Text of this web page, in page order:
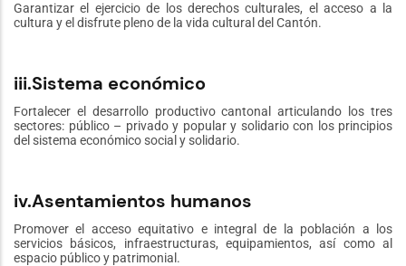
Garantizar el ejercicio de los derechos culturales, el acceso a la
cultura y el disfrute pleno de la vida cultural del Cantón.
iii.Sistema económico
Fortalecer el desarrollo productivo cantonal articulando los tres
sectores: público – privado y popular y solidario con los principios
del sistema económico social y solidario.
iv.Asentamientos humanos
Promover el acceso equitativo e integral de la población a los
servicios básicos, infraestructuras, equipamientos, así como al
espacio público y patrimonial.